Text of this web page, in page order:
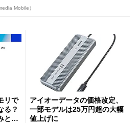
Mobile）
リで
る？
と
アイオーデータの価格改定、
一部モデルは25万円超の大幅
値上げに